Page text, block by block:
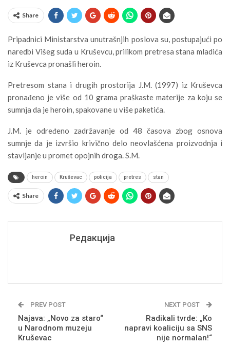
Share
Pripadnici Ministarstva unutrašnjih poslova su, postupajući po
naredbi Višeg suda u Kruševcu, prilikom pretresa stana mladića
iz Kruševca pronašli heroin.
Pretresom stana i drugih prostorija J.M. (1997) iz Kruševca
pronađeno je više od 10 grama praškaste materije za koju se
sumnja da je heroin, spakovane u više paketića.
J.M. je određeno zadržavanje od 48 časova zbog osnova
sumnje da je izvršio krivično delo neovlašćena proizvodnja i
stavljanje u promet opojnih droga. S.M.
heroin Kruševac policija pretres stan
Share
Редакција
PREV POST
Najava: „Novo za staro“
u Narodnom muzeju
Kruševac
NEXT POST
Radikali tvrde: „Ko
napravi koaliciju sa SNS
nije normalan!“